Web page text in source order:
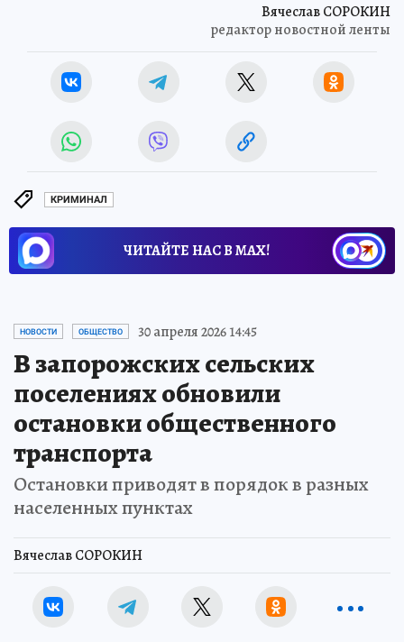
Вячеслав СОРОКИН
редактор новостной ленты
КРИМИНАЛ
ЧИТАЙТЕ НАС В МАХ!
НОВОСТИ ОБЩЕСТВО 30 апреля 2026 14:45
В запорожских сельских
поселениях обновили
остановки общественного
транспорта
Остановки приводят в порядок в разных
населенных пунктах
Вячеслав СОРОКИН